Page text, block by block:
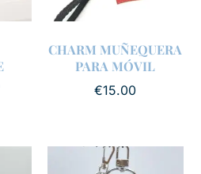
CHARM MUÑEQUERA
PARA MÓVIL
€15.00